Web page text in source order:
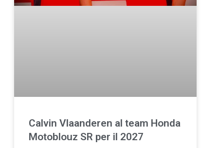
Calvin Vlaanderen al team Honda
Motoblouz SR per il 2027